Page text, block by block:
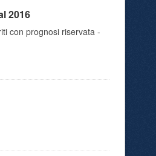
2016
con prognosi riservata -